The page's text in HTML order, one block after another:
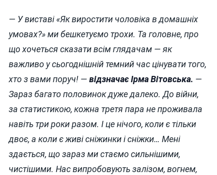
— У виставі «Як виростити чоловіка в домашніх
умовах?» ми бешкетуємо трохи. Та головне, про
що хочеться сказати всім глядачам — як
важливо у сьогоднішній темний час цінувати того,
хто з вами поруч! — відзначає Ірма Вітовська. —
Зараз багато половинок дуже далеко. До війни,
за статистикою, кожна третя пара не проживала
навіть три роки разом. І це нічого, коли є тільки
двоє, а коли є живі сніжинки і сніжки… Мені
здається, що зараз ми стаємо сильнішими,
чистішими. Нас випробовують залізом, вогнем,